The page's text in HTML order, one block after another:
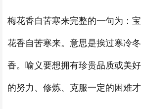
梅花香自苦寒来完整的一句为：
花香自苦寒来。意思是挨过寒冷
香。喻义要想拥有珍贵品质或美
的努力、修炼、克服一定的困难才